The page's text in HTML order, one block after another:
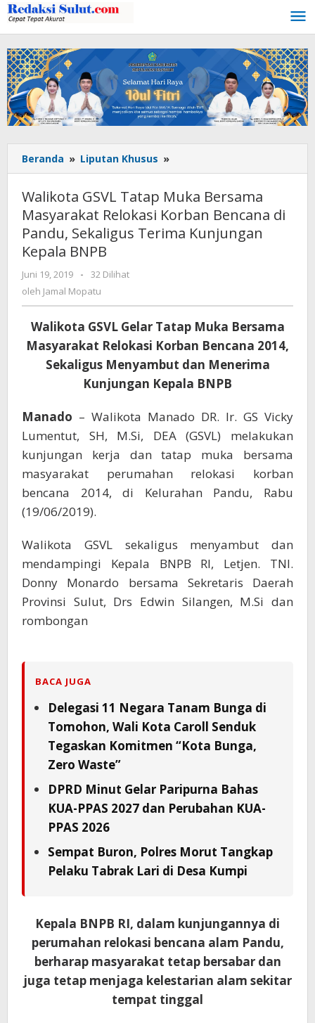
Lewati
ke
konten
Beranda » Liputan Khusus »
GSVL
Tatap
Muka
Bersama
Masyarakat
Pandu,
Sekaligus
Terima
Kunjungan
Kepala
BNPB
Walikota GSVL Tatap Muka Bersama
Masyarakat Relokasi Korban Bencana di
Pandu, Sekaligus Terima Kunjungan
Kepala BNPB
Juni 19, 2019
oleh
Jamal
Mopatu
-
32 Dilihat
oleh Jamal Mopatu
Walikota GSVL Gelar Tatap Muka Bersama
Masyarakat Relokasi Korban Bencana 2014,
Sekaligus Menyambut dan Menerima
Kunjungan Kepala BNPB
Manado – Walikota Manado DR. Ir. GS Vicky
Lumentut, SH, M.Si, DEA (GSVL) melakukan
kunjungan kerja dan tatap muka bersama
masyarakat perumahan relokasi korban
bencana 2014, di Kelurahan Pandu, Rabu
(19/06/2019).
Walikota GSVL sekaligus menyambut dan
mendampingi Kepala BNPB RI, Letjen. TNI.
Donny Monardo bersama Sekretaris Daerah
Provinsi Sulut, Drs Edwin Silangen, M.Si dan
rombongan
BACA JUGA
Delegasi 11 Negara Tanam Bunga di
Tomohon, Wali Kota Caroll Senduk
Tegaskan Komitmen “Kota Bunga,
Zero Waste”
DPRD Minut Gelar Paripurna Bahas
KUA-PPAS 2027 dan Perubahan KUA-
PPAS 2026
Sempat Buron, Polres Morut Tangkap
Pelaku Tabrak Lari di Desa Kumpi
Kepala BNPB RI, dalam kunjungannya di
perumahan relokasi bencana alam Pandu,
berharap masyarakat tetap bersabar dan
juga tetap menjaga kelestarian alam sekitar
tempat tinggal